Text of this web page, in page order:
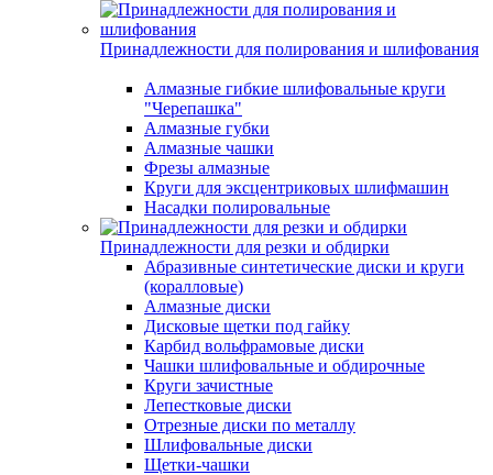
Принадлежности для полирования и шлифования
Алмазные гибкие шлифовальные круги
"Черепашка"
Алмазные губки
Алмазные чашки
Фрезы алмазные
Круги для эксцентриковых шлифмашин
Насадки полировальные
Принадлежности для резки и обдирки
Абразивные синтетические диски и круги
(коралловые)
Алмазные диски
Дисковые щетки под гайку
Карбид вольфрамовые диски
Чашки шлифовальные и обдирочные
Круги зачистные
Лепестковые диски
Отрезные диски по металлу
Шлифовальные диски
Щетки-чашки